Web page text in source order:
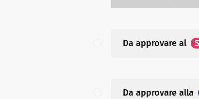
Da approvare al
Da approvare alla